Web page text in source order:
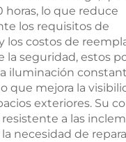
horas, lo que reduce
los requisitos de
costos de
la seguridad, estos
iluminación
que mejora la
exteriores. Su
a las
necesidad de